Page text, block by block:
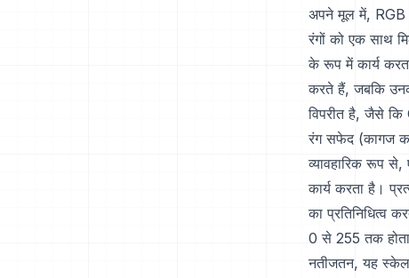
अपने मूल में, RGB
रंगों को एक साथ
के रूप में कार्य
करते हैं, जबकि
विपरीत है, जैसे कि
रंग सफेद (कागज
व्यावहारिक रूप
कार्य करता है।
का प्रतिनिधित्व
0 से 255 तक
नतीजतन, यह स्केल